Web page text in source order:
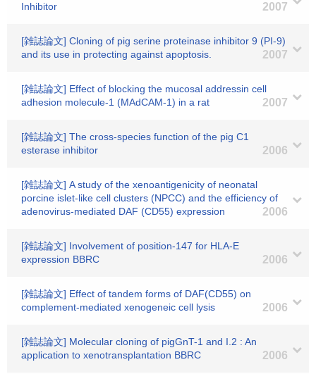
Inhibitor
2007
[雑誌論文] Cloning of pig serine proteinase inhibitor 9 (PI-9)
and its use in protecting against apoptosis.
2007
[雑誌論文] Effect of blocking the mucosal addressin cell
adhesion molecule-1 (MAdCAM-1) in a rat
2007
[雑誌論文] The cross-species function of the pig C1
esterase inhibitor
2006
[雑誌論文] A study of the xenoantigenicity of neonatal
porcine islet-like cell clusters (NPCC) and the efficiency of
adenovirus-mediated DAF (CD55) expression
2006
[雑誌論文] Involvement of position-147 for HLA-E
expression BBRC
2006
[雑誌論文] Effect of tandem forms of DAF(CD55) on
complement-mediated xenogeneic cell lysis
2006
[雑誌論文] Molecular cloning of pigGnT-1 and I.2 : An
application to xenotransplantation BBRC
2006